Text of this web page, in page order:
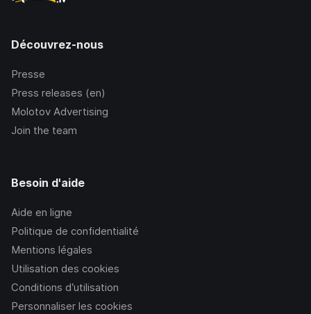
Découvrez-nous
Presse
Press releases (en)
Molotov Advertising
Join the team
Besoin d'aide
Aide en ligne
Politique de confidentialité
Mentions légales
Utilisation des cookies
Conditions d’utilisation
Personnaliser les cookies